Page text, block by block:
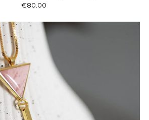
€80.00